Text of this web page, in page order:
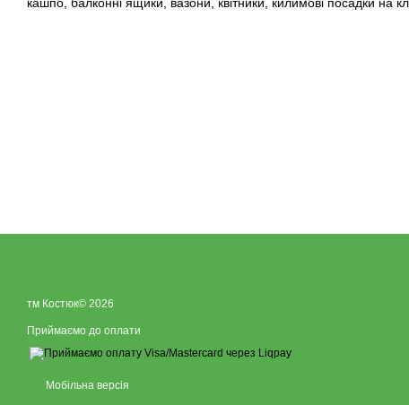
тм Костюк© 2026
Приймаємо до оплати
Мобільна версія